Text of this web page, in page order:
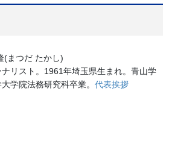
(まつだ たかし)
ナリスト。1961年埼玉県生まれ。青山学
学院法務研究科卒業。 代表挨拶